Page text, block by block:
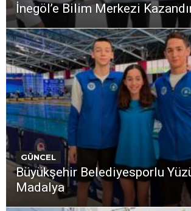
İnegöl’e Bilim Merkezi
GÜNCEL
Büyükşehir Belediyesporlu
Madalya